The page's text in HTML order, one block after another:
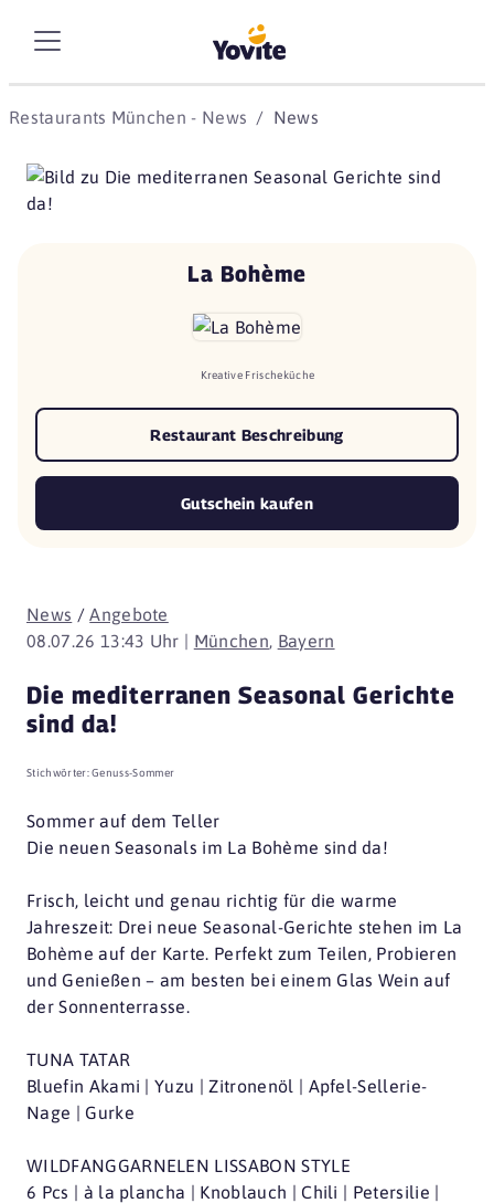
Restaurants München - News News
News /Angebote
08.07.26 13:43 Uhr | München, Bayern
Die mediterranen Seasonal Gerichte
sind da!
Stichwörter:Genuss-Sommer
Sommer auf dem Teller
Die neuen Seasonals im La Bohème sind da!
Frisch, leicht und genau richtig für die warme
Jahreszeit: Drei neue Seasonal-Gerichte stehen im La
Bohème auf der Karte. Perfekt zum Teilen, Probieren
und Genießen – am besten bei einem Glas Wein auf
der Sonnenterrasse.
TUNA TATAR
Bluefin Akami | Yuzu | Zitronenöl | Apfel-Sellerie-
Nage | Gurke
WILDFANGGARNELEN LISSABON STYLE
6 Pcs | à la plancha | Knoblauch | Chili | Petersilie |
La Bohème
Kreative Frischeküche
Restaurant Beschreibung
Gutschein kaufen